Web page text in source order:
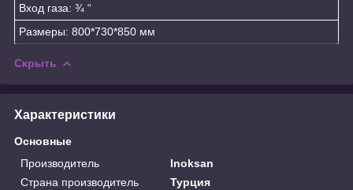
Вход газа: ¾ “
Размеры: 800*730*850 мм
Скрыть
Характеристики
Основные
Производитель
Inoksan
Страна производитель
Турция